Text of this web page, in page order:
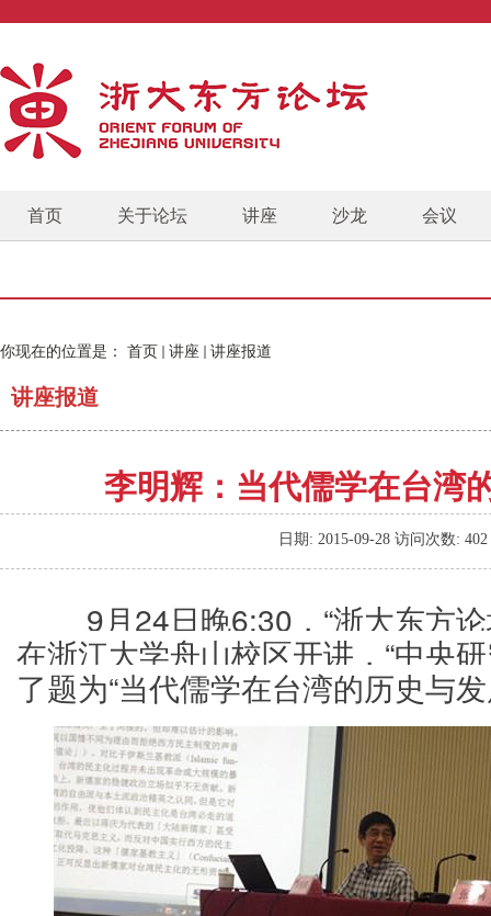
首页 关于论坛 讲座 沙龙 会议
你现在的位置是： 首页 讲座 讲座报道
讲座报道
李明辉：当代儒学在台湾
日期: 2015-09-28 访问次数: 402
9月24日晚6:30，“浙大东方论
在浙江大学舟山校区开讲，“中央
了题为“当代儒学在台湾的历史与